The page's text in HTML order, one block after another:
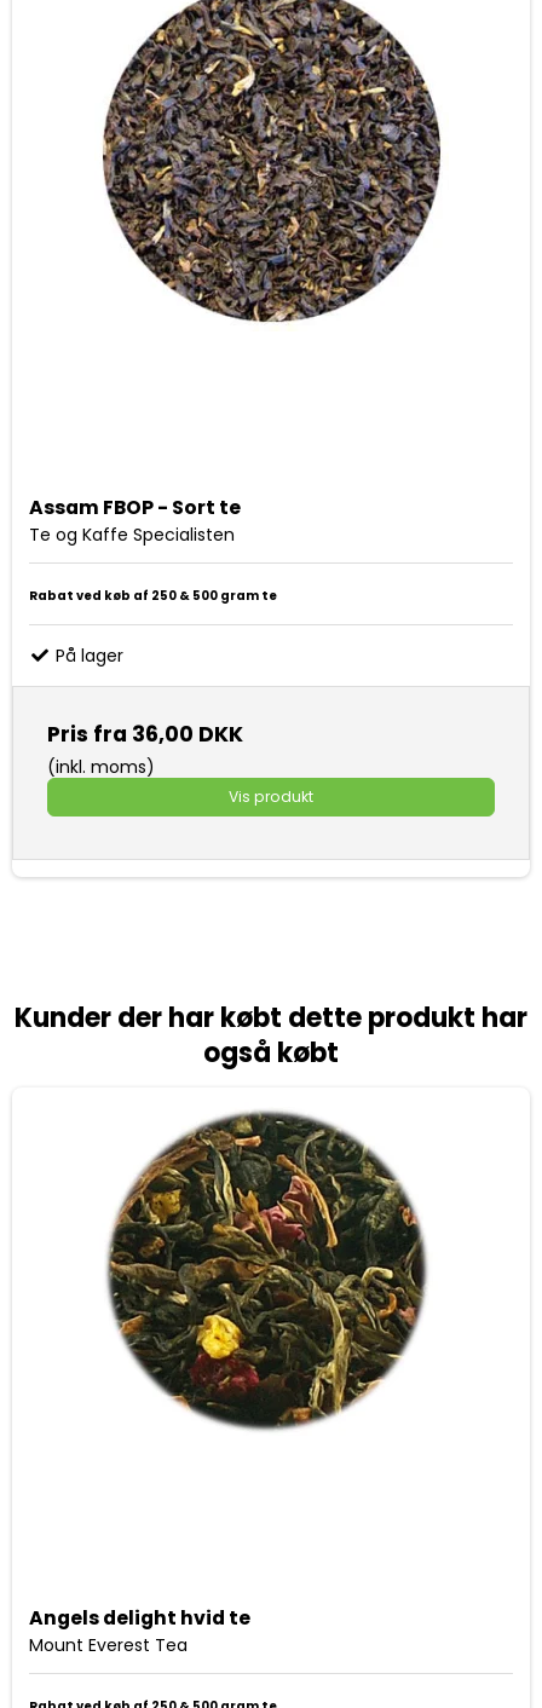
Assam FBOP - Sort te
Te og Kaffe Specialisten
Rabat ved køb af 250 & 500 gram te
På lager
Pris fra 36,00 DKK
(inkl. moms)
Vis produkt
Kunder der har købt dette produkt har
også købt
Angels delight hvid te
Mount Everest Tea